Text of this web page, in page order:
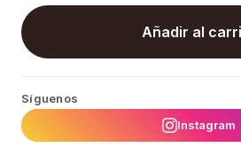
Añadir al
Síguenos
Instagram